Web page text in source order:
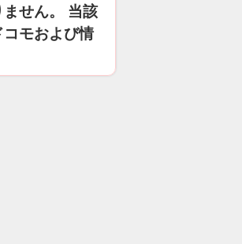
せん。 当該
モおよび情